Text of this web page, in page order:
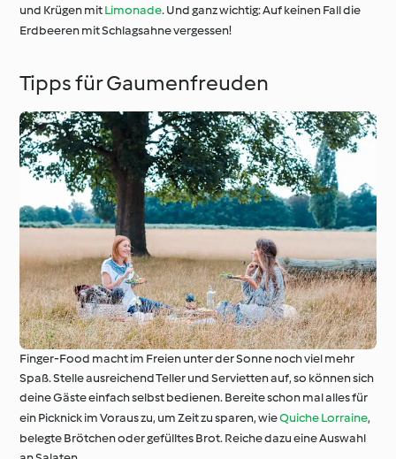
und Krügen mitLimonade. Und ganz wichtig: Auf keinen Fall die
Erdbeeren mit Schlagsahne vergessen!
Tipps für Gaumenfreuden
Finger-Food macht im Freien unter der Sonne noch viel mehr
Spaß. Stelle ausreichend Teller und Servietten auf, so können sich
deine Gäste einfach selbst bedienen. Bereite schon mal alles für
ein Picknick im Voraus zu, um Zeit zu sparen, wieQuiche Lorraine,
belegte Brötchen oder gefülltes Brot. Reiche dazu eine Auswahl